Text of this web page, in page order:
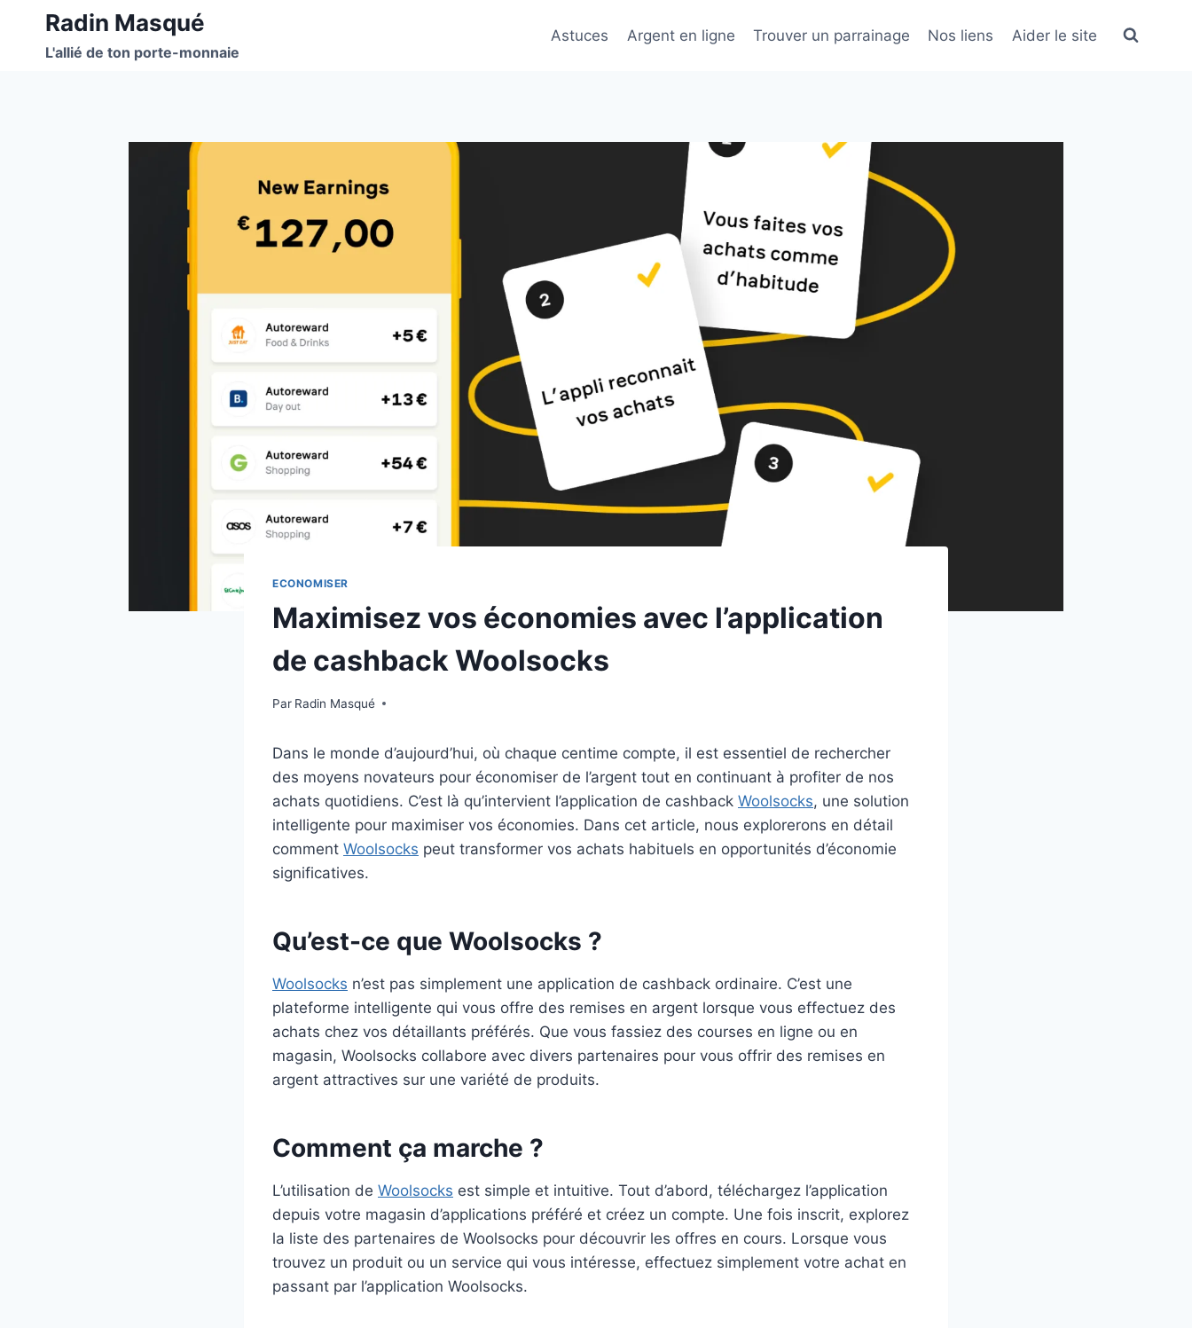
contenu
Radin Masqué
L'allié de ton porte-monnaie
Astuces Argent en ligne Trouver un parrainage Nos liens Aider le site
ECONOMISER
Maximisez vos économies avec l’application
de cashback Woolsocks
Par Radin Masqué
Dans le monde d’aujourd’hui, où chaque centime compte, il est essentiel de rechercher
des moyens novateurs pour économiser de l’argent tout en continuant à profiter de nos
achats quotidiens. C’est là qu’intervient l’application de cashback Woolsocks, une solution
intelligente pour maximiser vos économies. Dans cet article, nous explorerons en détail
comment Woolsocks peut transformer vos achats habituels en opportunités d’économie
significatives.
Qu’est-ce que Woolsocks ?
Woolsocks n’est pas simplement une application de cashback ordinaire. C’est une
plateforme intelligente qui vous offre des remises en argent lorsque vous effectuez des
achats chez vos détaillants préférés. Que vous fassiez des courses en ligne ou en
magasin, Woolsocks collabore avec divers partenaires pour vous offrir des remises en
argent attractives sur une variété de produits.
Comment ça marche ?
L’utilisation de Woolsocks est simple et intuitive. Tout d’abord, téléchargez l’application
depuis votre magasin d’applications préféré et créez un compte. Une fois inscrit, explorez
la liste des partenaires de Woolsocks pour découvrir les offres en cours. Lorsque vous
trouvez un produit ou un service qui vous intéresse, effectuez simplement votre achat en
passant par l’application Woolsocks.